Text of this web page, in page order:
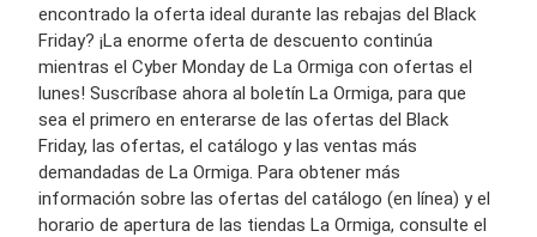
encontrado la oferta ideal durante las rebajas del Black
Friday? ¡La enorme oferta de descuento continúa
mientras el Cyber ​​Monday de La Ormiga con ofertas el
lunes! Suscríbase ahora al boletín La Ormiga, para que
sea el primero en enterarse de las ofertas del Black
Friday, las ofertas, el catálogo y las ventas más
demandadas de La Ormiga. Para obtener más
información sobre las ofertas del catálogo (en línea) y el
horario de apertura de las tiendas La Ormiga, consulte el